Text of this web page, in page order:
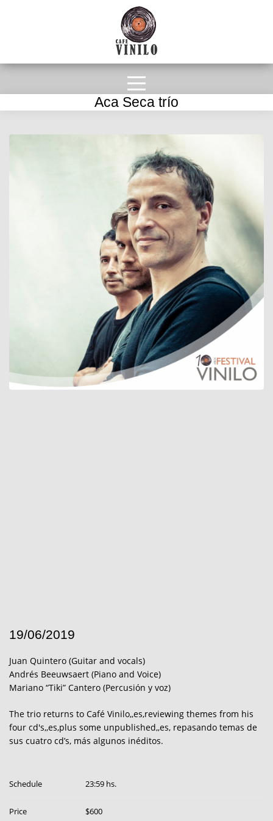
Aca Seca trío
19/06/2019
Juan Quintero (Guitar and vocals)
Andrés Beeuwsaert (Piano and Voice)
Mariano “Tiki” Cantero (Percusión y voz)
The trio returns to Café Vinilo,,es,reviewing themes from his
four cd's,,es,plus some unpublished,,es, repasando temas de
sus cuatro cd’s, más algunos inéditos.
Schedule 23:59 hs.
Price $600